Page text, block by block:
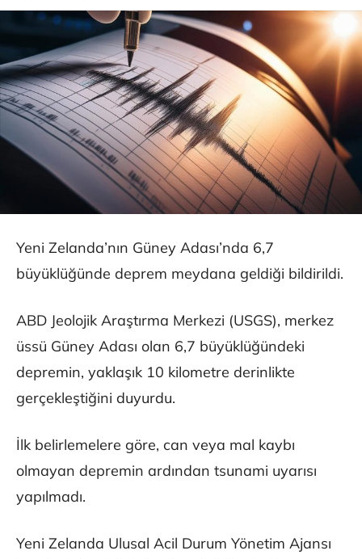
Yeni Zelanda’nın Güney Adası’nda 6,7
büyüklüğünde deprem meydana geldiği bildirildi.
ABD Jeolojik Araştırma Merkezi (USGS), merkez
üssü Güney Adası olan 6,7 büyüklüğündeki
depremin, yaklaşık 10 kilometre derinlikte
gerçekleştiğini duyurdu.
İlk belirlemelere göre, can veya mal kaybı
olmayan depremin ardından tsunami uyarısı
yapılmadı.
Yeni Zelanda Ulusal Acil Durum Yönetim Ajansı